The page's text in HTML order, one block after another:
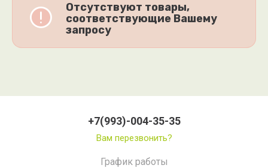
Отсутствуют товары,
соответствующие Вашему
запросу
+7(993)-004-35-35
Вам перезвонить?
График работы